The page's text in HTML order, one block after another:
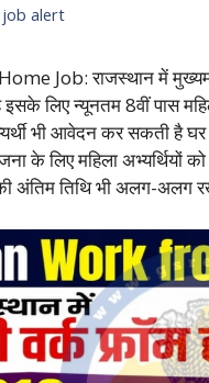
alert
Job: राजस्थान में
लिए न्यूनतम 8वीं पास
भी आवेदन कर सकती है
के लिए महिला
अंतिम तिथि भी अलग-अलग